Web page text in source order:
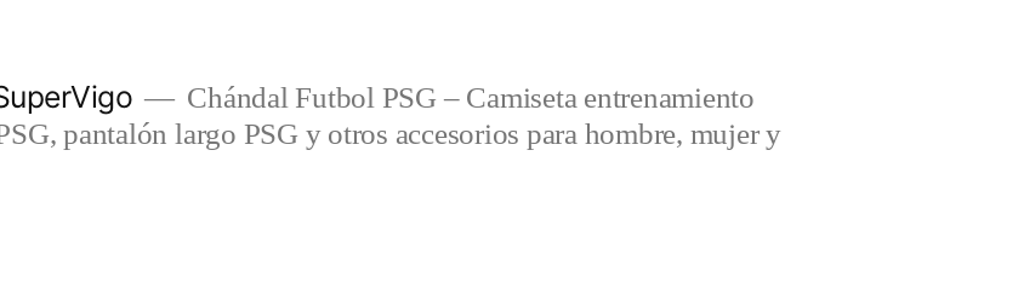
Chándal Futbol PSG – Camiseta entrenamiento
pantalón largo PSG y otros accesorios para hombre, mujer y